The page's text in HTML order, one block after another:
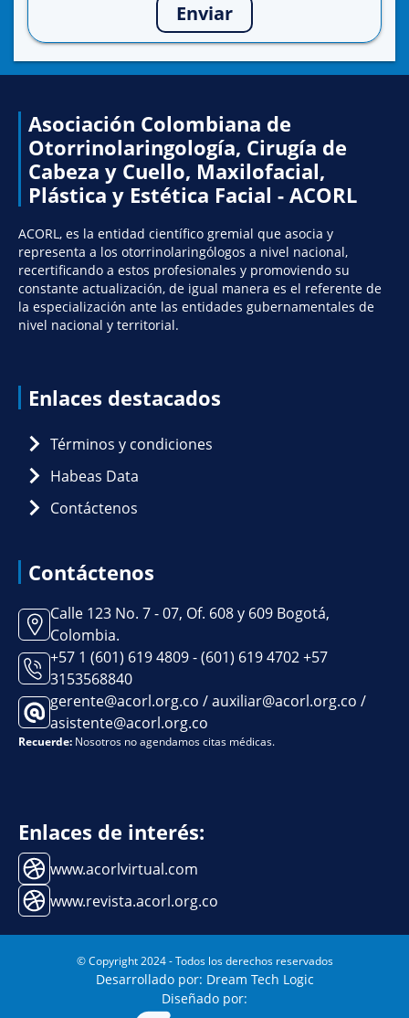
Enviar
Asociación Colombiana de
Otorrinolaringología, Cirugía de
Cabeza y Cuello, Maxilofacial,
Plástica y Estética Facial - ACORL
ACORL, es la entidad científico gremial que asocia y
representa a los otorrinolaringólogos a nivel nacional,
recertificando a estos profesionales y promoviendo su
constante actualización, de igual manera es el referente de
la especialización ante las entidades gubernamentales de
nivel nacional y territorial.
Enlaces destacados
Términos y condiciones
Habeas Data
Contáctenos
Contáctenos
Calle 123 No. 7 - 07, Of. 608 y 609 Bogotá,
Colombia.
+57 1 (601) 619 4809 - (601) 619 4702 +57
3153568840
gerente@acorl.org.co / auxiliar@acorl.org.co /
asistente@acorl.org.co
Recuerde: Nosotros no agendamos citas médicas.
Enlaces de interés:
www.acorlvirtual.com
www.revista.acorl.org.co
© Copyright 2024 - Todos los derechos reservados
Desarrollado por: Dream Tech Logic
Diseñado por: